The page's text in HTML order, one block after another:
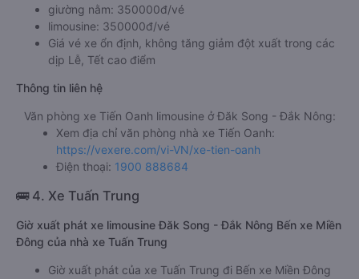
giường nằm: 350000đ/vé
limousine: 350000đ/vé
Giá vé xe ổn định, không tăng giảm đột xuất trong các
dịp Lễ, Tết cao điểm
Thông tin liên hệ
Văn phòng xe Tiến Oanh limousine ở Đăk Song - Đắk Nông:
Xem địa chỉ văn phòng nhà xe Tiến Oanh:
https://vexere.com/vi-VN/xe-tien-oanh
Điện thoại: 1900 888684
🚌 4. Xe Tuấn Trung
Giờ xuất phát xe limousine Đăk Song - Đắk Nông Bến xe Miền
Đông của nhà xe Tuấn Trung
Giờ xuất phát của xe Tuấn Trung đi Bến xe Miền Đông